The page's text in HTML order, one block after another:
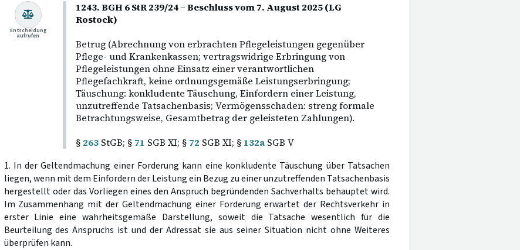
1243. BGH 6 StR 239/24 – Beschluss vom 7. August 2025 (LG
Rostock)
Betrug (Abrechnung von erbrachten Pflegeleistungen gegenüber
Pflege- und Krankenkassen; vertragswidrige Erbringung von
Pflegeleistungen ohne Einsatz einer verantwortlichen
Pflegefachkraft, keine ordnungsgemäße Leistungserbringung;
Täuschung: konkludente Täuschung, Einfordern einer Leistung,
unzutreffende Tatsachenbasis; Vermögensschaden: streng formale
Betrachtungsweise, Gesamtbetrag der geleisteten Zahlungen).
§ 263StGB; § 71 SGB XI; § 72 SGB XI; § 132aSGB V
Entscheidung
aufrufen
1. In der Geltendmachung einer Forderung kann eine konkludente Täuschung über Tatsachen
liegen, wenn mit dem Einfordern der Leistung ein Bezug zu einer unzutreffenden Tatsachenbasis
hergestellt oder das Vorliegen eines den Anspruch begründenden Sachverhalts behauptet wird.
Im Zusammenhang mit der Geltendmachung einer Forderung erwartet der Rechtsverkehr in
erster Linie eine wahrheitsgemäße Darstellung, soweit die Tatsache wesentlich für die
Beurteilung des Anspruchs ist und der Adressat sie aus seiner Situation nicht ohne Weiteres
überprüfen kann.